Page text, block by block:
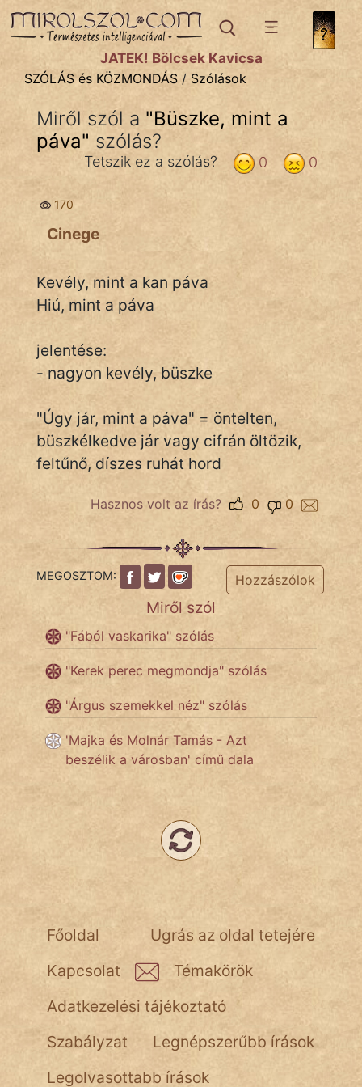
SZÓLÁS ÉS KÖZMONDÁStémák:
Bibliai
Közmondások
Szállóigék
Szóláscsoportok
Szólások
Tréfás
IRODALOM
SZÓLÁS
KÖZMONDÁS
ÉLETMÓD
MAGYARSÁG
TÖRTÉNELEM
Népszerű szerzőink:
JÁTÉK! Bölcsek Kavicsa
SZÓLÁS és KÖZMONDÁS / Szólások
Miről szól a "Büszke, mint a
páva" szólás?
0
0
Tetszik ez a szólás?
170
Cinege
Kevély, mint a kan páva
Hiú, mint a páva
jelentése:
- nagyon kevély, büszke
"Úgy jár, mint a páva" = öntelten,
büszkélkedve jár vagy cifrán öltözik,
feltűnő, díszes ruhát hord
Hasznos volt az írás? 0
0
MEGOSZTOM: Hozzászólok
Miről szól
"Fából vaskarika" szólás
"Kerek perec megmondja" szólás
"Árgus szemekkel néz" szólás
'Majka és Molnár Tamás - Azt
beszélik a városban' című dala
Ugrás az oldal tetejére
Főoldal
Kapcsolat
Témakörök
Adatkezelési tájékoztató
Szabályzat
Legnépszerűbb írások
Legolvasottabb írások